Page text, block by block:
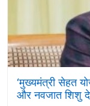
‘मुख्यमंत्री सेहत
और नवजात शिशु